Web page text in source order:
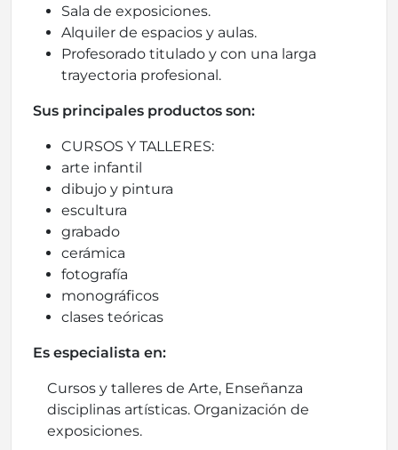
Sala de exposiciones.
Alquiler de espacios y aulas.
Profesorado titulado y con una larga
trayectoria profesional.
Sus principales productos son:
CURSOS Y TALLERES:
arte infantil
dibujo y pintura
escultura
grabado
cerámica
fotografía
monográficos
clases teóricas
Es especialista en:
Cursos y talleres de Arte, Enseñanza
disciplinas artísticas. Organización de
exposiciones.